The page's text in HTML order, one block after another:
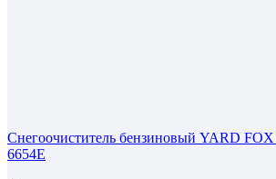
Снегоочиститель бензиновый YARD
6654E